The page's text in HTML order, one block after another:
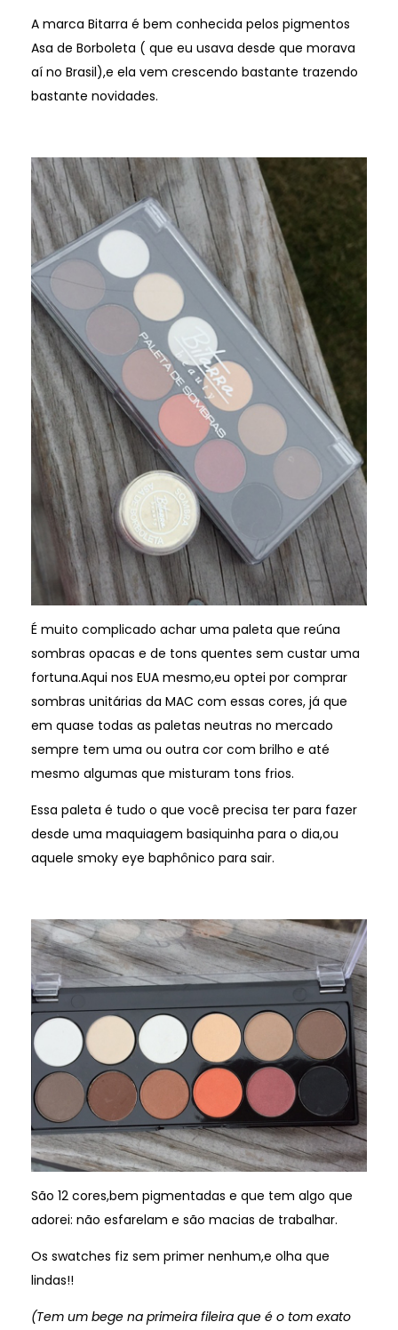
A marca Bitarra é bem conhecida pelos pigmentos
Asa de Borboleta ( que eu usava desde que morava
aí no Brasil),e ela vem crescendo bastante trazendo
bastante novidades.
É muito complicado achar uma paleta que reúna
sombras opacas e de tons quentes sem custar uma
fortuna.Aqui nos EUA mesmo,eu optei por comprar
sombras unitárias da MAC com essas cores, já que
em quase todas as paletas neutras no mercado
sempre tem uma ou outra cor com brilho e até
mesmo algumas que misturam tons frios.
Essa paleta é tudo o que você precisa ter para fazer
desde uma maquiagem basiquinha para o dia,ou
aquele smoky eye baphônico para sair.
São 12 cores,bem pigmentadas e que tem algo que
adorei: não esfarelam e são macias de trabalhar.
Os swatches fiz sem primer nenhum,e olha que
lindas!!
(Tem um bege na primeira fileira que é o tom exato